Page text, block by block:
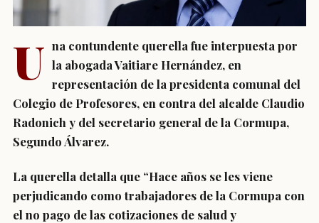
U na contundente querella fue interpuesta por
la abogada Vaitiare Hernández, en
representación de la presidenta comunal del
Colegio de Profesores, en contra del alcalde Claudio
Radonich y del secretario general de la Cormupa,
Segundo Álvarez.
La querella detalla que “Hace años se les viene
perjudicando como trabajadores de la Cormupa con
el no pago de las cotizaciones de salud y